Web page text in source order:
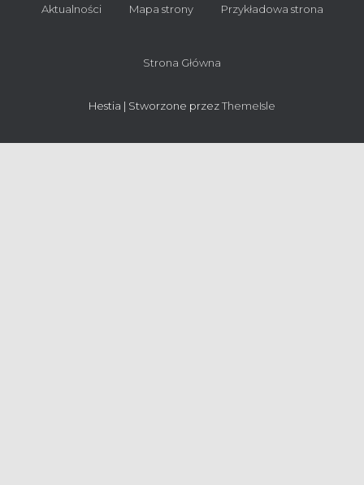
Aktualności Mapa strony Przykładowa strona
Strona Główna
Hestia | Stworzone przezThemeIsle